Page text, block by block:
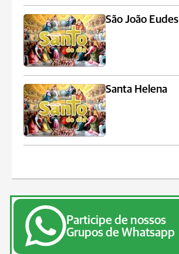
São João Eudes
Santa Helena
Participe de nossos
Grupos de Whatsapp